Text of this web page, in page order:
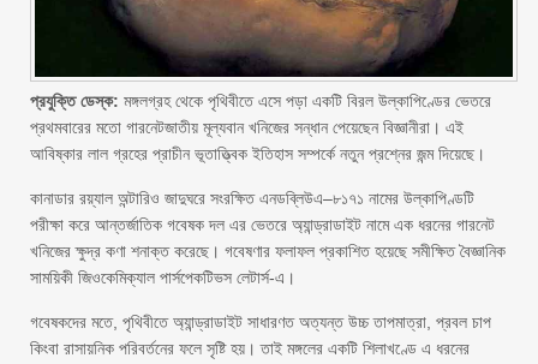
প্রযুক্তি ডেস্ক: মঙ্গলগ্রহ থেকে পৃথিবীতে এসে পড়া একটি বিরল উল্কাপিণ্ডের ভেতরে
প্রথমবারের মতো গারনেটজাতীয় মূল্যবান খনিজের সন্ধান পেয়েছেন বিজ্ঞানীরা। এই
আবিষ্কার লাল গ্রহের প্রাচীন ভূতাত্ত্বিক ইতিহাস সম্পর্কে নতুন প্রশ্নের জন্ম দিয়েছে।
কানাডার রয়্যাল অন্টারিও জাদুঘরে সংরক্ষিত এনডব্লিউএ–৮১৭১ নামের উল্কাপিণ্ডটি
পরীক্ষা করে আন্তর্জাতিক গবেষক দল এর ভেতরে অ্যান্ড্রাডাইট নামে এক ধরনের গারনেট
খনিজের ক্ষুদ্র কণা শনাক্ত করেছে। গবেষণার ফলাফল প্রকাশিত হয়েছে সমীক্ষিত বৈজ্ঞানিক
সাময়িকী জিওকেমিক্যাল পার্সপেকটিভস লেটার্স-এ।
গবেষকদের মতে, পৃথিবীতে অ্যান্ড্রাডাইট সাধারণত অত্যন্ত উচ্চ তাপমাত্রা, প্রবল চাপ
কিংবা রাসায়নিক পরিবর্তনের ফলে সৃষ্টি হয়। তাই মঙ্গলের একটি শিলাখণ্ডে এ ধরনের